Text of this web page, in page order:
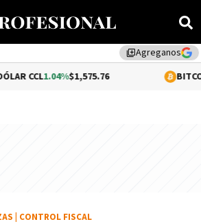
library_addAgreganos
$1,575.76 0.29%
CONTROL FISCAL